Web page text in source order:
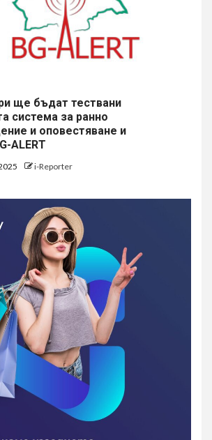
ще бъдат тествани
система за ранно
и оповестяване и
ALERT
i-Reporter